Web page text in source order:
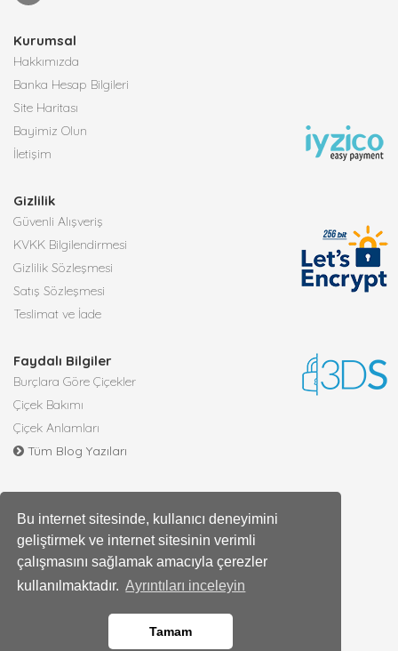
Bu internet sitesinde, kullanıcı deneyimini
geliştirmek ve internet sitesinin verimli
çalışmasını sağlamak amacıyla çerezler
kullanılmaktadır. Ayrıntıları inceleyin
Tamam
Kurumsal
Hakkımızda
Banka Hesap Bilgileri
Site Haritası
Bayimiz Olun
İletişim
Gizlilik
Güvenli Alışveriş
KVKK Bilgilendirmesi
Gizlilik Sözleşmesi
Satış Sözleşmesi
Teslimat ve İade
Faydalı Bilgiler
Burçlara Göre Çiçekler
Çiçek Bakımı
Çiçek Anlamları
Tüm Blog Yazıları